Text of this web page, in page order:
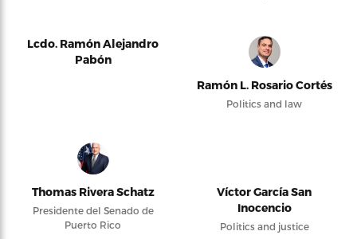
Lcdo. Ramón Alejandro
Pabón
Ramón L. Rosario Cortés
Politics and law
Thomas Rivera Schatz
Presidente del Senado de
Puerto Rico
Víctor García San
Inocencio
Politics and justice